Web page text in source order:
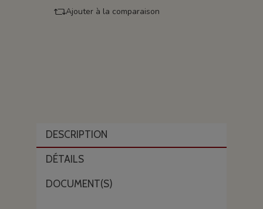
Ajouter à la comparaison
DESCRIPTION
DÉTAILS
DOCUMENT(S)